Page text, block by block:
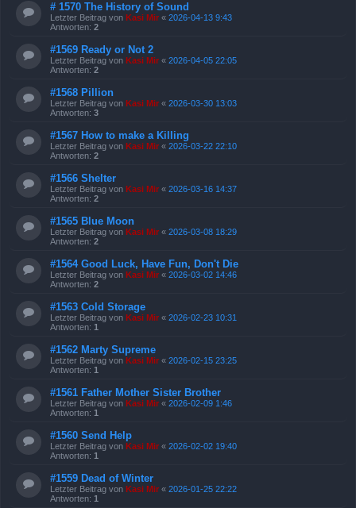
# 1570 The History of Sound
Letzter Beitrag von Kasi Mir « 2026-04-13 9:43
Antworten: 2
#1569 Ready or Not 2
Letzter Beitrag von Kasi Mir « 2026-04-05 22:05
Antworten: 2
#1568 Pillion
Letzter Beitrag von Kasi Mir « 2026-03-30 13:03
Antworten: 3
#1567 How to make a Killing
Letzter Beitrag von Kasi Mir « 2026-03-22 22:10
Antworten: 2
#1566 Shelter
Letzter Beitrag von Kasi Mir « 2026-03-16 14:37
Antworten: 2
#1565 Blue Moon
Letzter Beitrag von Kasi Mir « 2026-03-08 18:29
Antworten: 2
#1564 Good Luck, Have Fun, Don't Die
Letzter Beitrag von Kasi Mir « 2026-03-02 14:46
Antworten: 2
#1563 Cold Storage
Letzter Beitrag von Kasi Mir « 2026-02-23 10:31
Antworten: 1
#1562 Marty Supreme
Letzter Beitrag von Kasi Mir « 2026-02-15 23:25
Antworten: 1
#1561 Father Mother Sister Brother
Letzter Beitrag von Kasi Mir « 2026-02-09 1:46
Antworten: 1
#1560 Send Help
Letzter Beitrag von Kasi Mir « 2026-02-02 19:40
Antworten: 1
#1559 Dead of Winter
Letzter Beitrag von Kasi Mir « 2026-01-25 22:22
Antworten: 1